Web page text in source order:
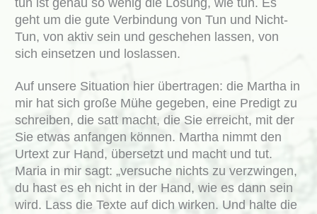
tun ist genau so wenig die Lösung, wie tun. Es
geht um die gute Verbindung von Tun und Nicht-
Tun, von aktiv sein und geschehen lassen, von
sich einsetzen und loslassen.
Auf unsere Situation hier übertragen: die Martha in
mir hat sich große Mühe gegeben, eine Predigt zu
schreiben, die satt macht, die Sie erreicht, mit der
Sie etwas anfangen können. Martha nimmt den
Urtext zur Hand, übersetzt und macht und tut.
Maria in mir sagt: „versuche nichts zu verzwingen,
du hast es eh nicht in der Hand, wie es dann sein
wird. Lass die Texte auf dich wirken. Und halte die